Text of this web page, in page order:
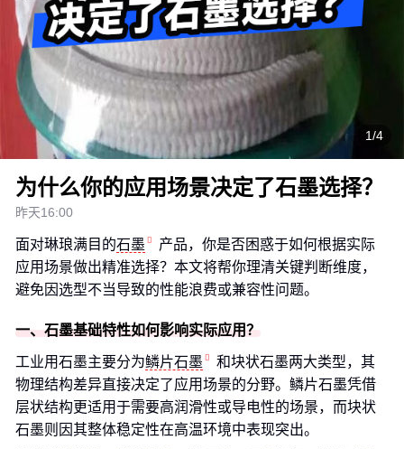
1/4
为什么你的应用场景决定了石墨选择？
昨天16:00
面对琳琅满目的石墨
产品，你是否困惑于如何根据实际
应用场景做出精准选择？本文将帮你理清关键判断维度，
避免因选型不当导致的性能浪费或兼容性问题。
一、石墨基础特性如何影响实际应用？
工业用石墨主要分为鳞片石墨
和块状石墨两大类型，其
物理结构差异直接决定了应用场景的分野。鳞片石墨凭借
层状结构更适用于需要高润滑性或导电性的场景，而块状
石墨则因其整体稳定性在高温环境中表现突出。